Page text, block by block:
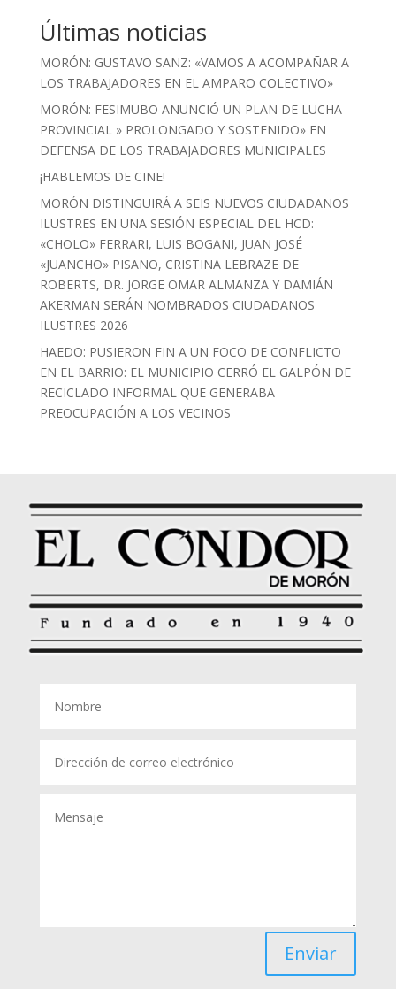
Últimas noticias
MORÓN: GUSTAVO SANZ: «VAMOS A ACOMPAÑAR A
LOS TRABAJADORES EN EL AMPARO COLECTIVO»
MORÓN: FESIMUBO ANUNCIÓ UN PLAN DE LUCHA
PROVINCIAL » PROLONGADO Y SOSTENIDO» EN
DEFENSA DE LOS TRABAJADORES MUNICIPALES
¡HABLEMOS DE CINE!
MORÓN DISTINGUIRÁ A SEIS NUEVOS CIUDADANOS
ILUSTRES EN UNA SESIÓN ESPECIAL DEL HCD:
«CHOLO» FERRARI, LUIS BOGANI, JUAN JOSÉ
«JUANCHO» PISANO, CRISTINA LEBRAZE DE
ROBERTS, DR. JORGE OMAR ALMANZA Y DAMIÁN
AKERMAN SERÁN NOMBRADOS CIUDADANOS
ILUSTRES 2026
HAEDO: PUSIERON FIN A UN FOCO DE CONFLICTO
EN EL BARRIO: EL MUNICIPIO CERRÓ EL GALPÓN DE
RECICLADO INFORMAL QUE GENERABA
PREOCUPACIÓN A LOS VECINOS
Enviar